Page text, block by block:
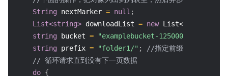
String nextMarker = null ;
List<string> downloadList = new List<string>
string bucket = "examplebucket-1250000000"
string prefix = "folder1/" ;
//指定前缀
// 循环请求直到没有下一页数据
do {